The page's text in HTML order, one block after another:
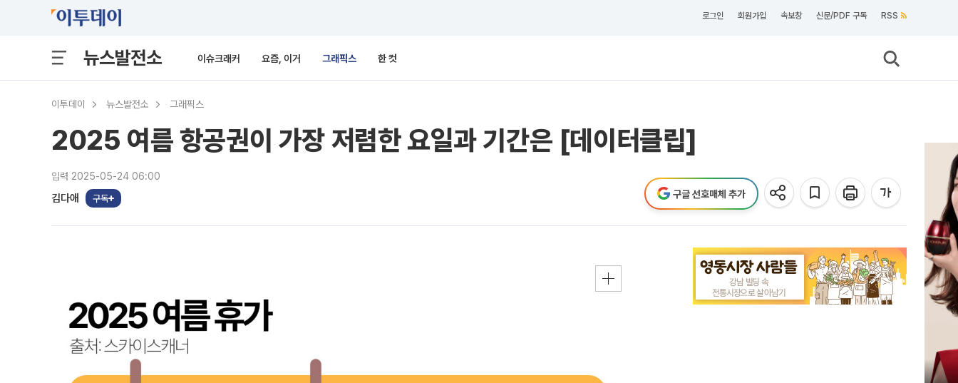
로그인 회원가입 속보창 신문/PDF 구독 RSS
뉴스발전소 이슈크래커 요즘, 이거 그래픽스 한 컷
이투데이 뉴스발전소 그래픽스
2025 여름 항공권이 가장 저렴한 요일과 기간은 [데이터클립]
입력 2025-05-24 06:00
김다애 구독 구글 선호매체 추가